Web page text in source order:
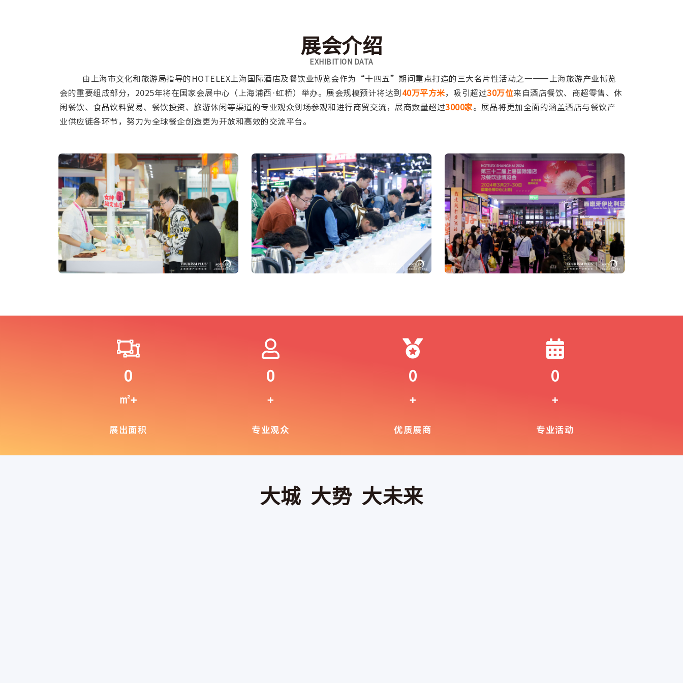
展会介绍
EXHIBITION DATA
由上海市文化和旅游局指导的HOTELEX上海国际酒店及餐饮业博览会作为“十四五”期间重点打造的三大名片性活动之一——上海旅游产业博览
会的重要组成部分，2025年将在国家会展中心（上海浦西·虹桥）举办。展会规模预计将达到 40万平方米，吸引超过30万位来自酒店餐饮、商超零售、休
闲餐饮、食品饮料贸易、餐饮投资、旅游休闲等渠道的专业观众到场参观和进行商贸交流，展商数量超过3000家。展品将更加全面的涵盖酒店与餐饮产
业供应链各环节，努力为全球餐企创造更为开放和高效的交流平台。
0
㎡+
展出面积
0
+
专业观众
0
+
优质展商
0
+
专业活动
大城 大势 大未来